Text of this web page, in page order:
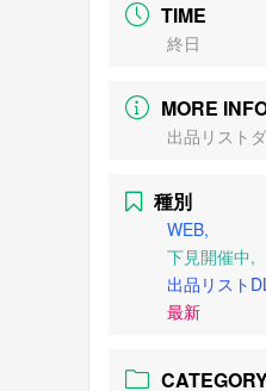
TIME
終日
MORE
出品リスト
種別
WEB,
下見開催中,
出品リスト
最新